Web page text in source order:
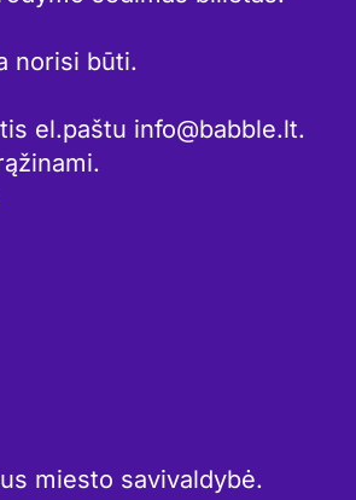
norisi būti.
el.paštu info@babble.lt.
miesto savivaldybė.